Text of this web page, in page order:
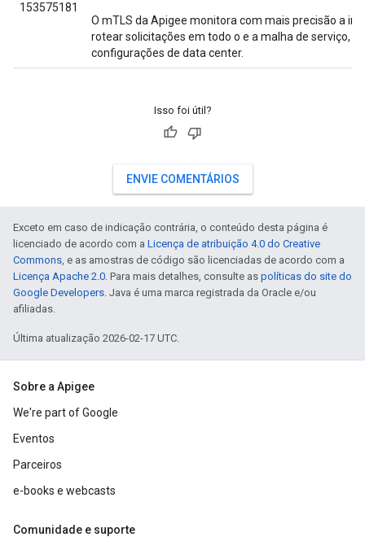
153575181
O mTLS da Apigee monitora com mais precisão a
rotear solicitações em todo o e a malha de serviço,
configurações de data center.
Isso foi útil?
ENVIE COMENTÁRIOS
Exceto em caso de indicação contrária, o conteúdo desta página é
licenciado de acordo com a Licença de atribuição 4.0 do Creative
Commons, e as amostras de código são licenciadas de acordo com a
Licença Apache 2.0. Para mais detalhes, consulte as políticas do site do
Google Developers. Java é uma marca registrada da Oracle e/ou
afiliadas.
Última atualização 2026-02-17 UTC.
Sobre a Apigee
We're part of Google
Eventos
Parceiros
e-books e webcasts
Comunidade e suporte